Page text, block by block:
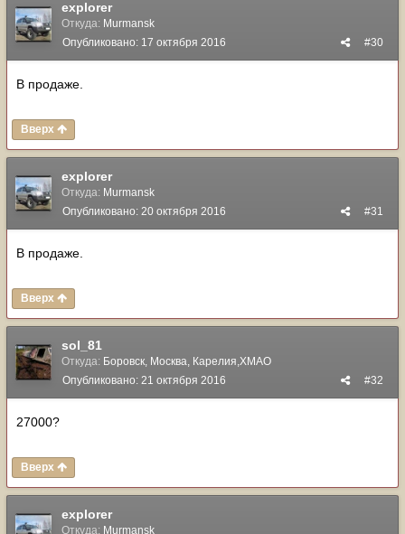
explorer
Откуда: Murmansk
#30
Опубликовано: 17 октября 2016
В продаже.
Вверх
explorer
Откуда: Murmansk
#31
Опубликовано: 20 октября 2016
В продаже.
Вверх
sol_81
Откуда: Боровск, Москва, Карелия,ХМАО
#32
Опубликовано: 21 октября 2016
27000?
Вверх
explorer
Откуда: Murmansk